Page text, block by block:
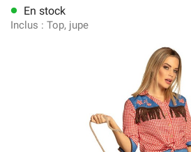
lens En stock
Inclus : Top, jupe